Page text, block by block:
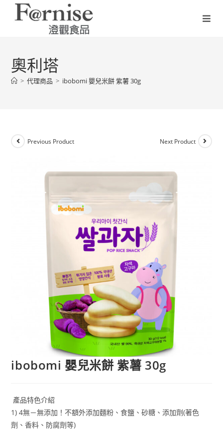
奧利塔
> 代理商品 > ibobomi 嬰兒米餅 紫薯 30g
Previous Product Next Product
ibobomi 嬰兒米餅 紫薯 30g
產品特色介紹
1) 4無－無添加！不額外添加麵粉、食鹽、砂糖、添加劑(著色
劑、香料、防腐劑等)